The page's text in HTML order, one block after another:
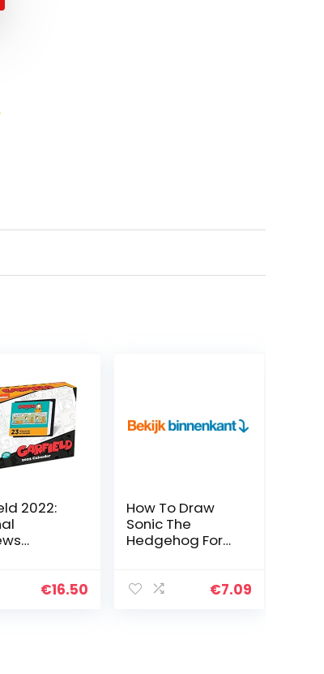
2022:
€16.50
How To Draw
Sonic The
Hedgehog For
To Drawing 19
€7.09